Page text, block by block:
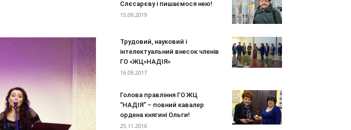
ЦЕНТР
Слєсарєву і пишаємося нею!
15.09.2019
Трудовий, науковий і
інтелектуальний внесок членів
ГО «ЖЦ»НАДІЯ»
16.09.2017
Голова правління ГО ЖЦ
“НАДІЯ” – повний кавалер
ордена княгині Ольги!
25.11.2016